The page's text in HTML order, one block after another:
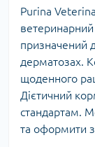
Purina
призначений
дерматозах.
щоденного
Дієтичний
стандартам.
та оформити